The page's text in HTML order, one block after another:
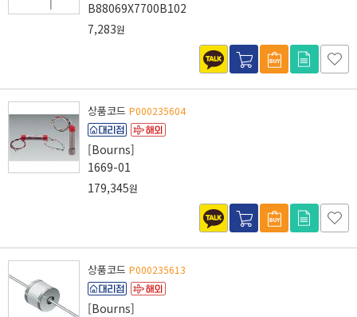
B88069X7700B102
7,283원
상품코드 P000235604
[Bourns]
1669-01
179,345원
상품코드 P000235613
[Bourns]